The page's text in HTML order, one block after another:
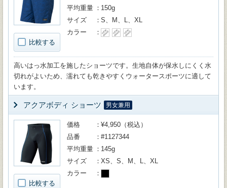
比較する
平均重量
150g
サイズ
S、M、L、XL
カラー
高いはっ水加工を施したショーツです。生地自体が保水しにくく水
切れがよいため、濡れても乾きやすくウォータースポーツに適して
います。
アクアボディ ショーツ 男女兼用
比較する
価格
¥4,950（税込）
品番
#1127344
平均重量
145g
サイズ
XS、S、M、L、XL
カラー